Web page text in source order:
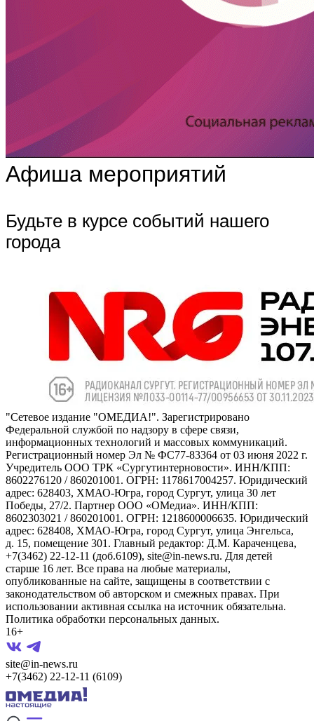
Афиша мероприятий
Будьте в курсе событий нашего
города
"Сетевое издание "ОМЕДИА!". Зарегистрировано
Федеральной службой по надзору в сфере связи,
информационных технологий и массовых коммуникаций.
Регистрационный номер Эл № ФС77-83364 от 03 июня 2022 г.
Учредитель ООО ТРК «Сургутинтерновости». ИНН/КПП:
8602276120 / 860201001. ОГРН: 1178617004257. Юридический
адрес: 628403, ХМАО-Югра, город Сургут, улица 30 лет
Победы, 27/2. Партнер ООО «ОМедиа». ИНН/КПП:
8602303021 / 860201001. ОГРН: 1218600006635. Юридический
адрес: 628408, ХМАО-Югра, город Сургут, улица Энгельса,
д. 15, помещение 301. Главный редактор: Д.М. Караченцева,
+7(3462) 22-12-11 (доб.6109), site@in-news.ru. Для детей
старше 16 лет. Все права на любые материалы,
опубликованные на сайте, защищены в соответствии с
законодательством об авторском и смежных правах. При
использовании активная ссылка на источник обязательна.
Политика обработки персональных данных.
16+
site@in-news.ru
+7(3462) 22-12-11 (6109)